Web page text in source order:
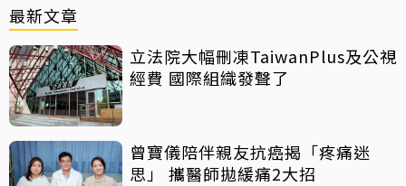
最新文章
立法院大幅刪凍TaiwanPlus及公視
經費 國際組織發聲了
曾寶儀陪伴親友抗癌揭「疼痛迷
思」 攜醫師拋緩痛2大招